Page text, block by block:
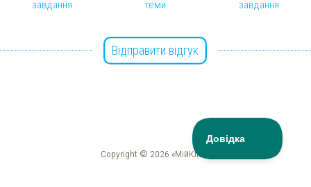
завдання
теми
завдання
Відправити відгук
Copyright © 2026 «МійКлас»